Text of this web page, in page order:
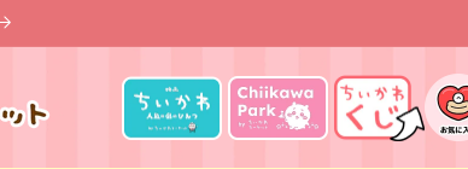
入
り